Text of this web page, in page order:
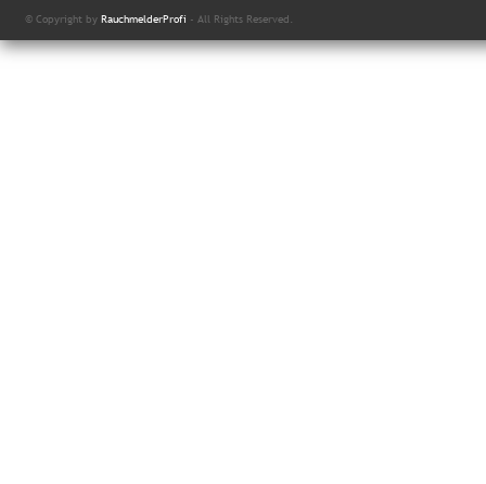
© Copyright by RauchmelderProfi - All Rights Reserved.